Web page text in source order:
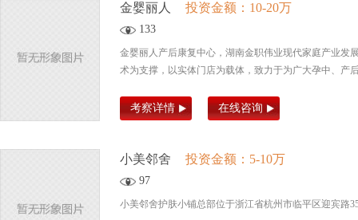
金婴丽人 投资金额：10-20万
133
金婴丽人产后康复中心，湖南金职伟业现代家庭产业发
术为支撑，以实体门店为载体，致力于为广大孕中、产
考察详情 在线咨询
小美邻舍 投资金额：5-10万
97
小美邻舍护肤小铺总部位于浙江省杭州市临平区迎宾路